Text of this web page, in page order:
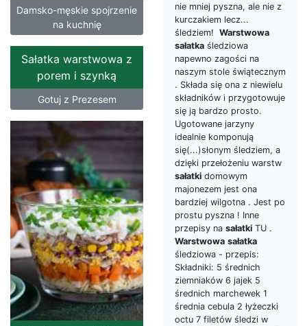
Damsko-męskie spojrzenie
na kuchnię
nie mniej pyszna, ale nie z
kurczakiem lecz...
śledziem! Warstwowa
sałatka śledziowa
napewno zagości na
naszym stole świątecznym
. Składa się ona z niewielu
składników i przygotowuje
się ją bardzo prosto.
Ugotowane jarzyny
idealnie komponują
się(...)słonym śledziem, a
dzięki przełożeniu warstw
sałatki domowym
majonezem jest ona
bardziej wilgotna . Jest po
prostu pyszna ! Inne
przepisy na sałatki TU .
Warstwowa sałatka
śledziowa - przepis:
Składniki: 5 średnich
ziemniaków 6 jajek 5
średnich marchewek 1
średnia cebula 2 łyżeczki
octu 7 filetów śledzi w
Sałatka warstwowa z
porem i szynką
Gotuj z Prezesem